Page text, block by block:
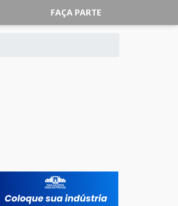
FAÇA PARTE